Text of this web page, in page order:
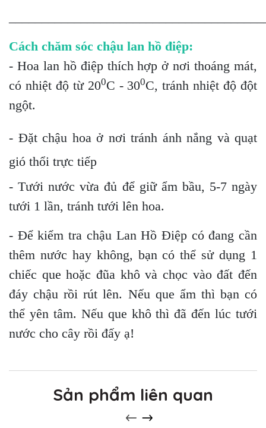
Cách chăm sóc chậu lan hồ điệp:
- Hoa lan hồ điệp thích hợp ở nơi thoáng mát,
có nhiệt độ từ 200C - 300C, tránh nhiệt độ đột
ngột.
- Đặt chậu hoa ở nơi tránh ánh nắng và quạt
gió thổi trực tiếp
- Tưới nước vừa đủ để giữ ẩm bầu, 5-7 ngày
tưới 1 lần, tránh tưới lên hoa.
- Để kiểm tra chậu Lan Hồ Điệp có đang cần
thêm nước hay không, bạn có thể sử dụng 1
chiếc que hoặc đũa khô và chọc vào đất đến
đáy chậu rồi rút lên. Nếu que ẩm thì bạn có
thể yên tâm. Nếu que khô thì đã đến lúc tưới
nước cho cây rồi đấy ạ!
Sản phẩm liên quan